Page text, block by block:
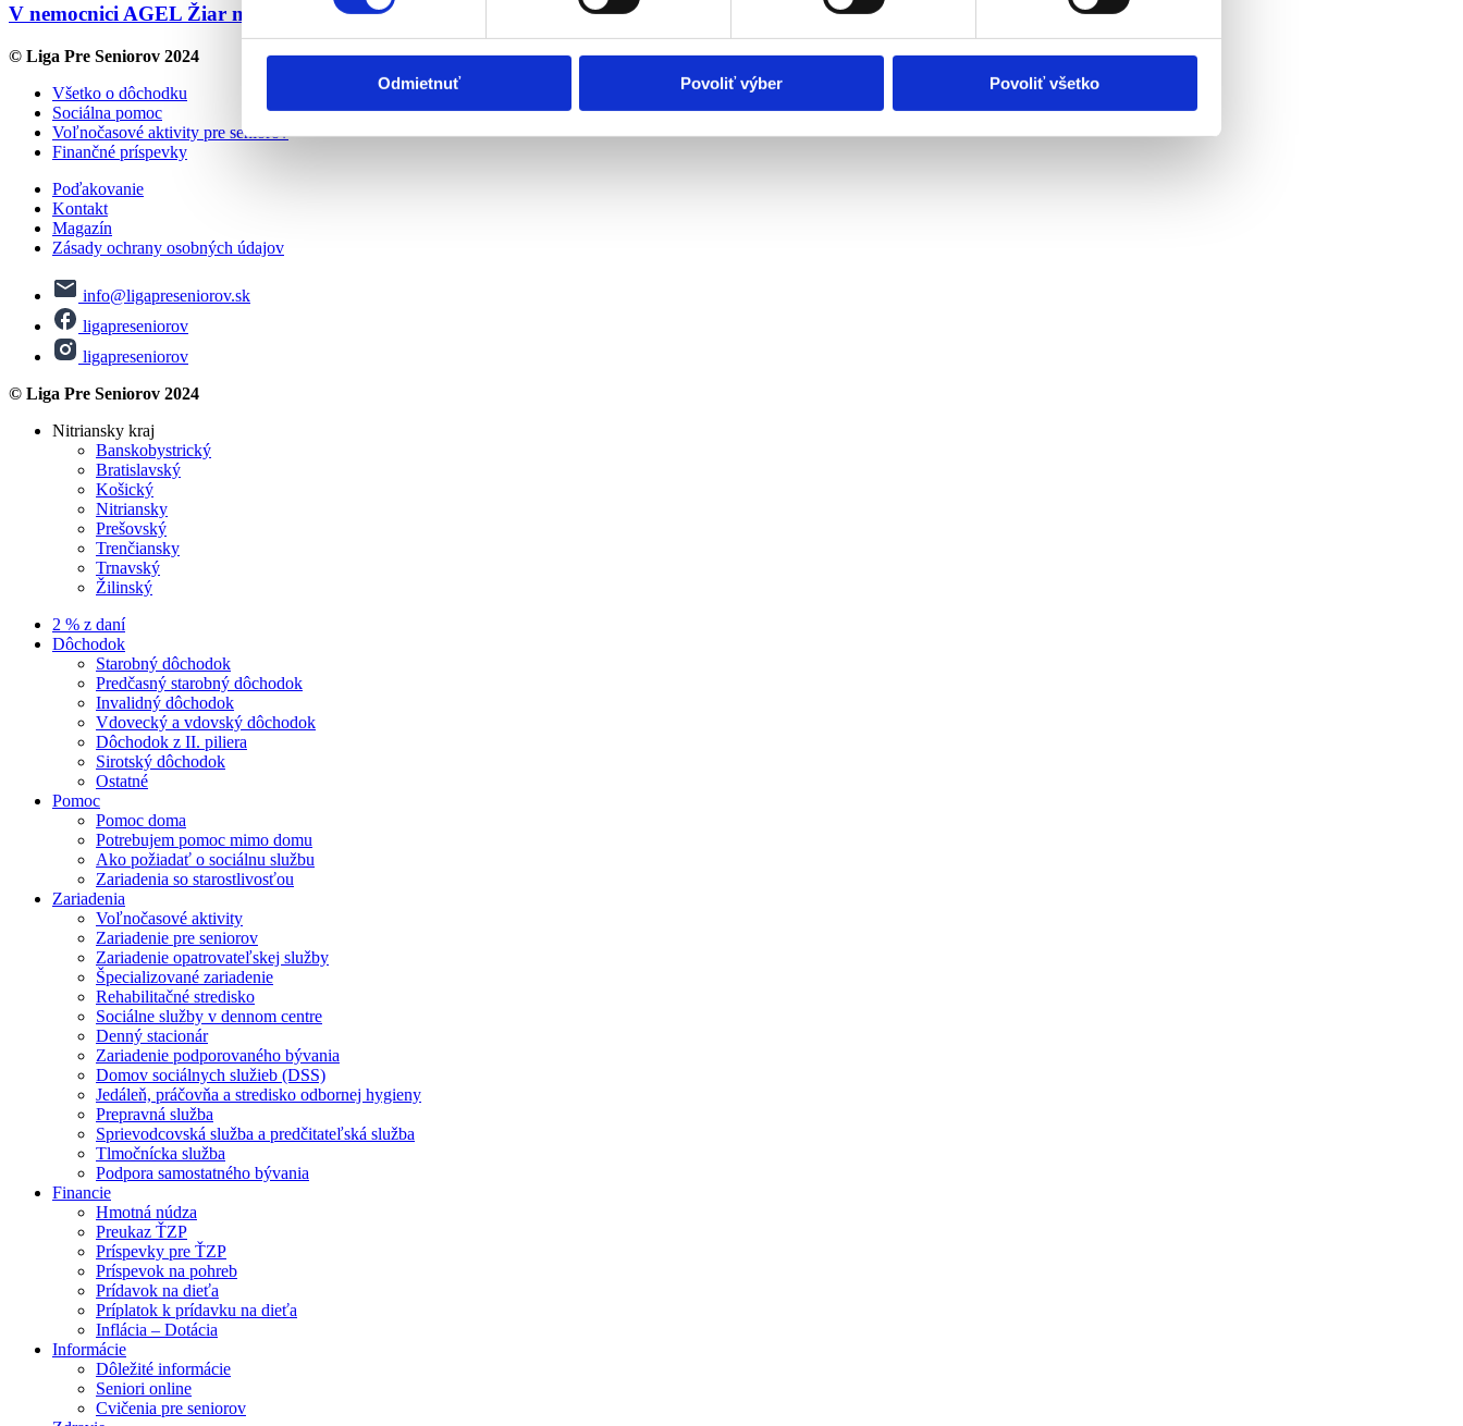
Odmietnuť Povoliť výber Povoliť všetko
V nemocnici AGEL Žiar nad Hronom sa môžu pacienti objednať aj na periradikuloterapiu
© Liga Pre Seniorov 2024
Všetko o dôchodku
Sociálna pomoc
Voľnočasové aktivity pre seniorov
Finančné príspevky
Poďakovanie
Kontakt
Magazín
Zásady ochrany osobných údajov
info@ligapreseniorov.sk
ligapreseniorov
ligapreseniorov
© Liga Pre Seniorov 2024
Nitriansky kraj
Banskobystrický
Bratislavský
Košický
Nitriansky
Prešovský
Trenčiansky
Trnavský
Žilinský
2 % z daní
Dôchodok
Starobný dôchodok
Predčasný starobný dôchodok
Invalidný dôchodok
Vdovecký a vdovský dôchodok
Dôchodok z II. piliera
Sirotský dôchodok
Ostatné
Pomoc
Pomoc doma
Potrebujem pomoc mimo domu
Ako požiadať o sociálnu službu
Zariadenia so starostlivosťou
Zariadenia
Voľnočasové aktivity
Zariadenie pre seniorov
Zariadenie opatrovateľskej služby
Špecializované zariadenie
Rehabilitačné stredisko
Sociálne služby v dennom centre
Denný stacionár
Zariadenie podporovaného bývania
Domov sociálnych služieb (DSS)
Jedáleň, práčovňa a stredisko odbornej hygieny
Prepravná služba
Sprievodcovská služba a predčitateľská služba
Tlmočnícka služba
Podpora samostatného bývania
Financie
Hmotná núdza
Preukaz ŤZP
Príspevky pre ŤZP
Príspevok na pohreb
Prídavok na dieťa
Príplatok k prídavku na dieťa
Inflácia – Dotácia
Informácie
Dôležité informácie
Seniori online
Cvičenia pre seniorov